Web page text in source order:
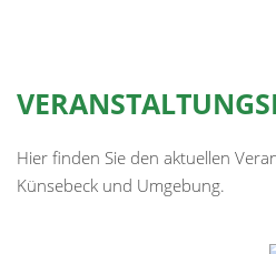
Hier finden Sie den aktuellen
Künsebeck und Umgebung.